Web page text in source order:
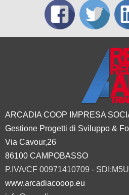
ARCADIA COOP IMPRESA
Gestione Progetti di Sviluppo &
Via Cavour,26
86100 CAMPOBASSO
P.IVA/CF 00971410709 -
www.arcadiacooop.eu